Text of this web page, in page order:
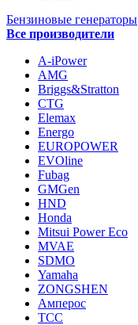
Бензиновые генераторы
Все производители
A-iPower
AMG
Briggs&Stratton
CTG
Elemax
Energo
EUROPOWER
EVOline
Fubag
GMGen
HND
Honda
Mitsui Power Eco
MVAE
SDMO
Yamaha
ZONGSHEN
Амперос
ТСС